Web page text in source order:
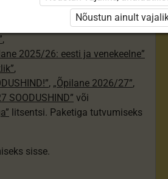
2024/25 – isiklik”,
,
2025/26: eesti ja venekeelne”
,
, „Õpilane 2026/27”,
SOODUSHIND” või
litsentsi. Paketiga tutvumiseks
sisse.
Nõustun ainult